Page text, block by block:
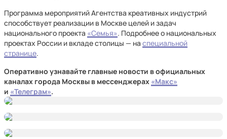
Программа мероприятий Агентства креативных индустрий
способствует реализации в Москве целей и задач
национального проекта «Семья». Подробнее о национальных
проектах России и вкладе столицы — на специальной
странице.
Оперативно узнавайте главные новости в официальных
каналах города Москвы в мессенджерах «Макс»
и «Телеграм».